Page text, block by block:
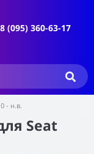
(095) 360-63-17
- н.в.
Seat